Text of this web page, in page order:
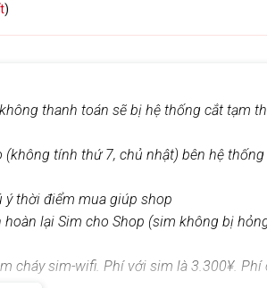
)
thanh toán sẽ bị hệ thống cắt tạm
tính thứ 7, chủ nhật) bên hệ
ý thời điểm mua giúp shop
lại Sim cho Shop (sim không bị
cháy sim-wifi. Phí với sim là 3.300¥. Phí